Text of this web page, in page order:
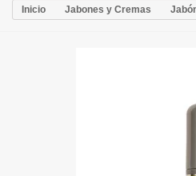
Inicio Jabones y Cremas